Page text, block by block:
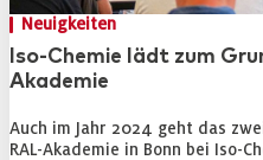
Neuigkeiten
Iso-Chemie lädt zum
Akademie
Auch im Jahr 2024 geht das
RAL-Akademie in Bonn bei Iso-